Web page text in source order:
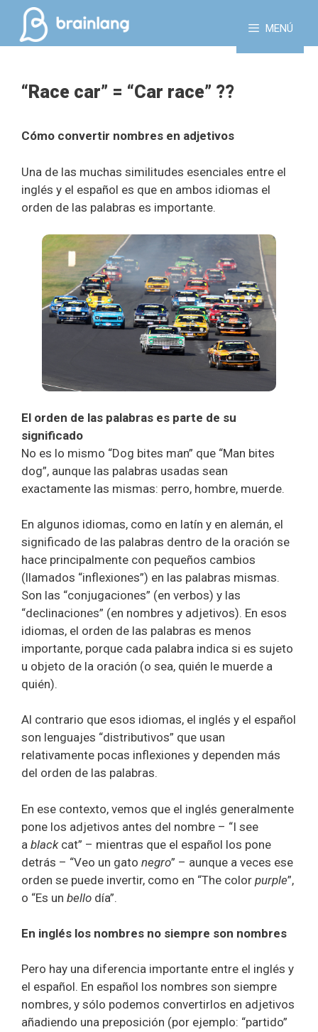
Saltar
contenido
MENÚ
“Race car” = “Car race” ??
Cómo convertir nombres en adjetivos
Una de las muchas similitudes esenciales entre el
inglés y el español es que en ambos idiomas el
orden de las palabras es importante.
El orden de las palabras es parte de su
significado
No es lo mismo “Dog bites man” que “Man bites
dog”, aunque las palabras usadas sean
exactamente las mismas: perro, hombre, muerde.
En algunos idiomas, como en latín y en alemán, el
significado de las palabras dentro de la oración se
hace principalmente con pequeños cambios
(llamados “inflexiones”) en las palabras mismas.
Son las “conjugaciones” (en verbos) y las
“declinaciones” (en nombres y adjetivos). En esos
idiomas, el orden de las palabras es menos
importante, porque cada palabra indica si es sujeto
u objeto de la oración (o sea, quién le muerde a
quién).
Al contrario que esos idiomas, el inglés y el español
son lenguajes “distributivos” que usan
relativamente pocas inflexiones y dependen más
del orden de las palabras.
En ese contexto, vemos que el inglés generalmente
pone los adjetivos antes del nombre – “I see
a black cat” – mientras que el español los pone
detrás – “Veo un gato negro” – aunque a veces ese
orden se puede invertir, como en “The color purple”,
o “Es un bello día”.
En inglés los nombres no siempre son nombres
Pero hay una diferencia importante entre el inglés y
el español. En español los nombres son siempre
nombres, y sólo podemos convertirlos en adjetivos
añadiendo una preposición (por ejemplo: “partido”